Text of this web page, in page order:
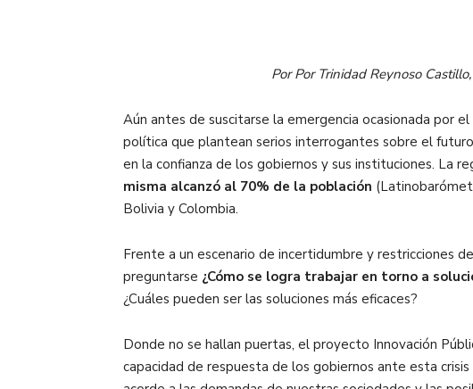
Por Por Trinidad Reynoso
Aún antes de suscitarse la emergencia ocasionada por
política que plantean serios interrogantes sobre el
en la confianza de los gobiernos y sus instituciones. La
misma alcanzó al 70% de la población
Bolivia y Colombia.
Frente a un escenario de incertidumbre y restricciones
preguntarse ¿Cómo se logra trabajar en torno a
¿Cuáles pueden ser las soluciones más eficaces?
Donde no se hallan puertas, el proyecto Innovación
capacidad de respuesta de los gobiernos ante esta